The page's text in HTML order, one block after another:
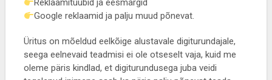
Reklaamitüübid ja eesmärgid
Google reklaamid ja palju muud põnevat.
Üritus on mõeldud eelkõige alustavale digiturundajale,
seega eelnevaid teadmisi ei ole otseselt vaja, kuid me
oleme päris kindlad, et digiturundusega juba veidi